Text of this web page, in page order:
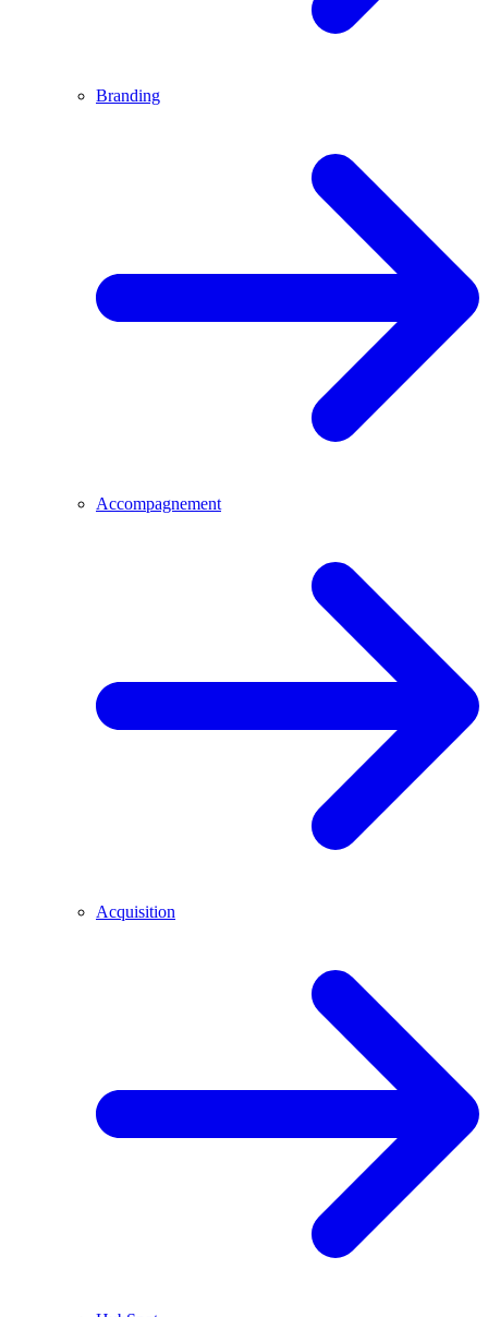
Branding
Accompagnement
Acquisition